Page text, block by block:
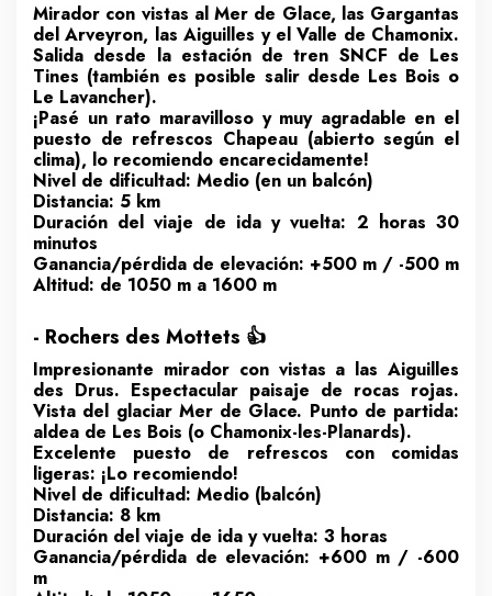
Mirador con vistas al Mer de Glace, las Gargantas
del Arveyron, las Aiguilles y el Valle de Chamonix.
Salida desde la estación de tren SNCF de Les
Tines (también es posible salir desde Les Bois o
Le Lavancher).
¡Pasé un rato maravilloso y muy agradable en el
puesto de refrescos Chapeau (abierto según el
clima), lo recomiendo encarecidamente!
Nivel de dificultad: Medio (en un balcón)
Distancia: 5 km
Duración del viaje de ida y vuelta: 2 horas 30
minutos
Ganancia/pérdida de elevación: +500 m / -500 m
Altitud: de 1050 m a 1600 m
- Rochers des Mottets 👍
Impresionante mirador con vistas a las Aiguilles
des Drus. Espectacular paisaje de rocas rojas.
Vista del glaciar Mer de Glace. Punto de partida:
aldea de Les Bois (o Chamonix-les-Planards).
Excelente puesto de refrescos con comidas
ligeras: ¡Lo recomiendo!
Nivel de dificultad: Medio (balcón)
Distancia: 8 km
Duración del viaje de ida y vuelta: 3 horas
Ganancia/pérdida de elevación: +600 m / -600
m